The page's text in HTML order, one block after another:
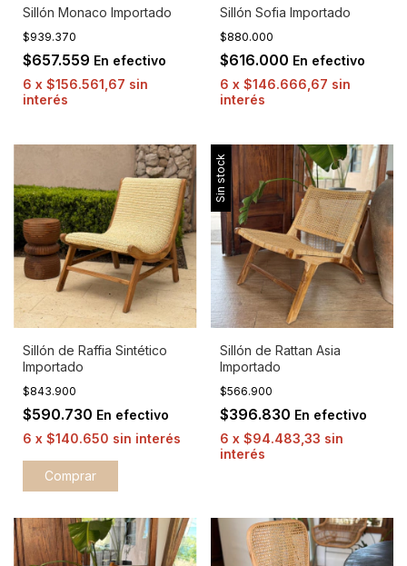
Sillón Monaco Importado
$939.370
$657.559 En efectivo
6 x $156.561,67 sin
interés
Sillón Sofia Importado
$880.000
$616.000 En efectivo
6 x $146.666,67 sin
interés
Sillón de Raffia Sintético
Importado
$843.900
$590.730 En efectivo
6 x $140.650 sin interés
Sin stock
Sillón de Rattan Asia
Importado
$566.900
$396.830 En efectivo
6 x $94.483,33 sin
interés